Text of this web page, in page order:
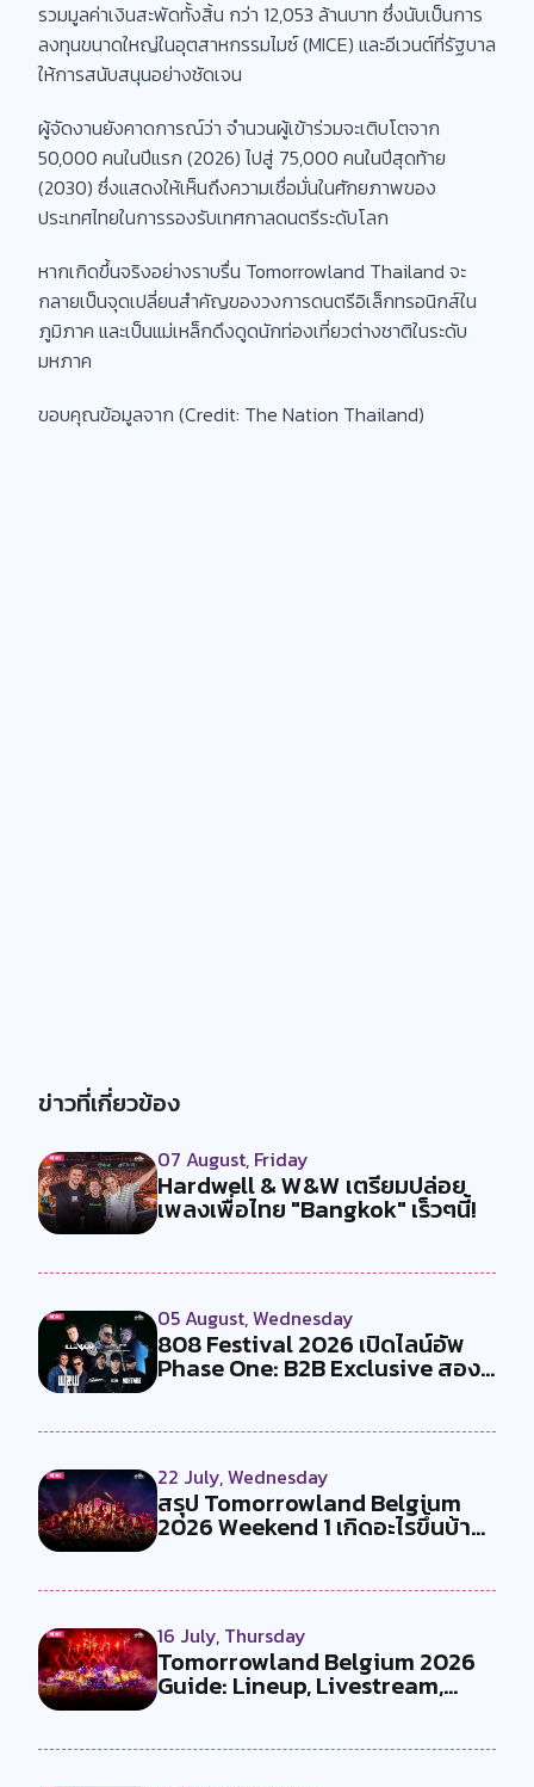
รวมมูลค่าเงินสะพัดทั้งสิ้น กว่า 12,053 ล้านบาท ซึ่งนับเป็นการ
ลงทุนขนาดใหญ่ในอุตสาหกรรมไมซ์ (MICE) และอีเวนต์ที่รัฐบาล
ให้การสนับสนุนอย่างชัดเจน
ผู้จัดงานยังคาดการณ์ว่า จำนวนผู้เข้าร่วมจะเติบโตจาก
50,000 คนในปีแรก (2026) ไปสู่ 75,000 คนในปีสุดท้าย
(2030) ซึ่งแสดงให้เห็นถึงความเชื่อมั่นในศักยภาพของ
ประเทศไทยในการรองรับเทศกาลดนตรีระดับโลก
หากเกิดขึ้นจริงอย่างราบรื่น Tomorrowland Thailand จะ
กลายเป็นจุดเปลี่ยนสำคัญของวงการดนตรีอิเล็กทรอนิกส์ใน
ภูมิภาค และเป็นแม่เหล็กดึงดูดนักท่องเที่ยวต่างชาติในระดับ
มหภาค
ขอบคุณข้อมูลจาก (Credit: The Nation Thailand)
ข่าวที่เกี่ยวข้อง
07 August, Friday
Hardwell & W&W เตรียมปล่อย
เพลงเพื่อไทย "Bangkok" เร็วๆนี้!
05 August, Wednesday
808 Festival 2026 เปิดไลน์อัพ
Phase One: B2B Exclusive สอง
22 July, Wednesday
สรุป Tomorrowland Belgium
2026 Weekend 1 เกิดอะไรขึ้นบ้าง
16 July, Thursday
Tomorrowland Belgium 2026
Guide: Lineup, Livestream,